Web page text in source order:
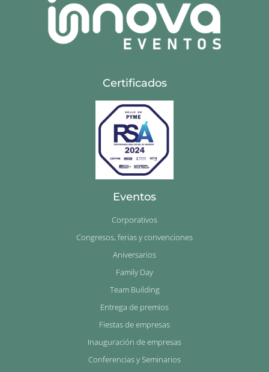
Certificados
Eventos
Corporativos
Congresos, ferias y convenciones
Aniversarios
Family Day
Team Building
Entrega de premios
Fiestas de empresas
Inauguración de empresas
Conferencias y Seminarios